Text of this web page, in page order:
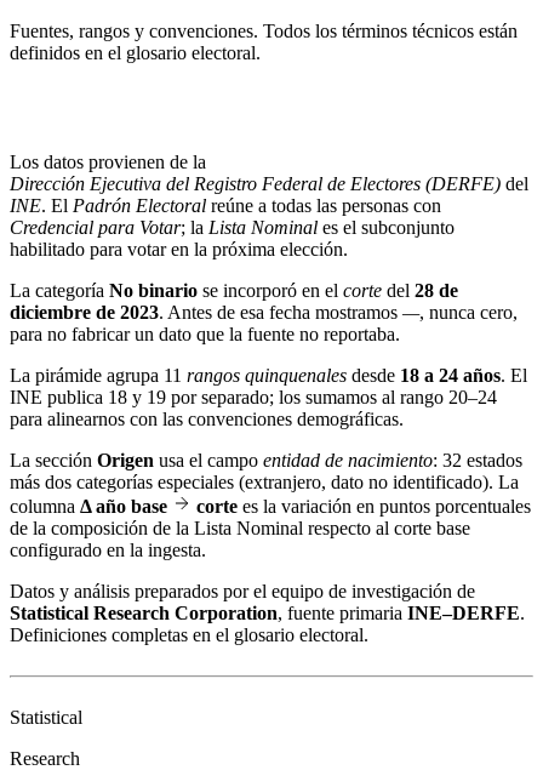
Fuentes, rangos y convenciones. Todos los términos técnicos están
definidos en el glosario electoral.
Los datos provienen de la
Dirección Ejecutiva del Registro Federal de Electores (DERFE) del
INE. El Padrón Electoral reúne a todas las personas con
Credencial para Votar; la Lista Nominal es el subconjunto
habilitado para votar en la próxima elección.
La categoría No binario se incorporó en el corte del 28 de
diciembre de 2023. Antes de esa fecha mostramos —, nunca cero,
para no fabricar un dato que la fuente no reportaba.
La pirámide agrupa 11 rangos quinquenales desde 18 a 24 años. El
INE publica 18 y 19 por separado; los sumamos al rango 20–24
para alinearnos con las convenciones demográficas.
La sección Origen usa el campo entidad de nacimiento: 32 estados
más dos categorías especiales (extranjero, dato no identificado). La
columna Δ año base corte es la variación en puntos porcentuales
de la composición de la Lista Nominal respecto al corte base
configurado en la ingesta.
Datos y análisis preparados por el equipo de investigación de
Statistical Research Corporation, fuente primaria INE–DERFE.
Definiciones completas en el glosario electoral.
Statistical
Research